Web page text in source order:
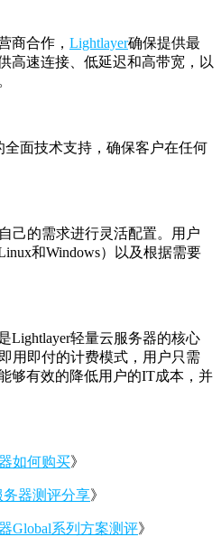
商合作， Lightlayer确保提供最
高速连接、低延迟和高带宽，以
全面技术支持，确保客户在任何
己的需求进行灵活配置。用户
和Windows）以及根据需要
Lightlayer轻量云服务器的核心
用即付的计费模式，用户只需
够有效的降低用户的IT成本，并
如何购买》
务器测评分享》
Global系列方案测评》